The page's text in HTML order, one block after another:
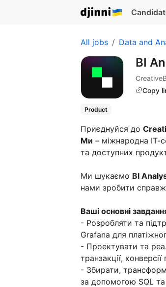
All jobs Data and
BI
Copy
Product
Приєднуйся до
Ми – міжнародна IT-
та доступних
Ми шукаємо BI
нами зробити
Ваші основні
- Розробляти та
Grafana для
- Проектувати та
транзакції,
- Збирати,
за допомогою SQL